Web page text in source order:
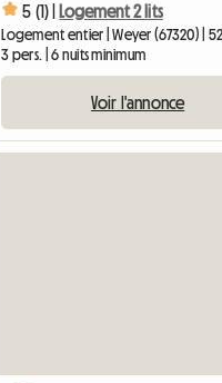
5 (1) | Logement 2 lits
Logement entier | Weyer (67320) |
3 pers. | 6 nuits minimum
Voir l'annonce